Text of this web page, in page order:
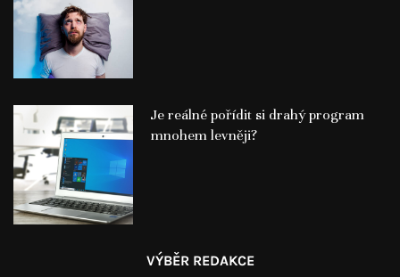
Je reálné pořídit si drahý program
mnohem levněji?
VÝBĚR REDAKCE